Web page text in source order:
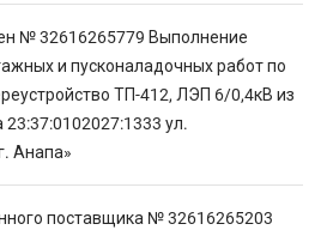
№ 32616265779 Выполнение
и пусконаладочных работ по
ТП-412, ЛЭП 6/0,4кВ из
23:37:0102027:1333 ул.
Анапа»
поставщика № 32616265203